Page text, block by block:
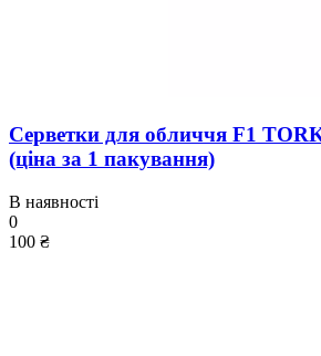
Серветки для обличчя F1
(ціна за 1 пакування)
В наявності
0
100 ₴